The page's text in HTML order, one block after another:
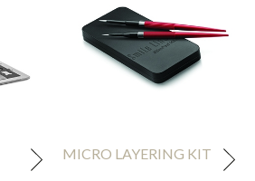
MICRO LAYERING KIT